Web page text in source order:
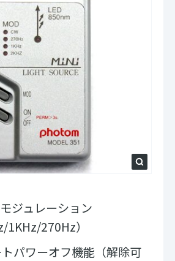
ジュレーション
1KHz/270Hz）
パワーオフ機能（解除可